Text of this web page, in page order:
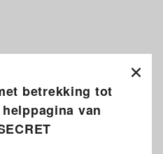
betrekking tot
van